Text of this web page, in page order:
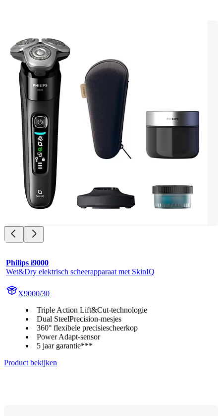
Philips i9000
Wet&Dry elektrisch scheerapparaat met SkinIQ
X9000/30
Triple Action Lift&Cut-technologie
Dual SteelPrecision-mesjes
360° flexibele precisiescheerkop
Power Adapt-sensor
5 jaar garantie***
Product bekijken